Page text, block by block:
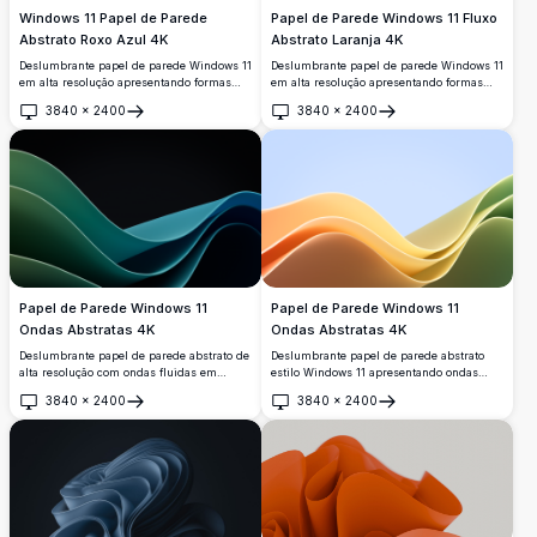
Windows 11 Papel de Parede
Abstrato Roxo Azul 4K
Deslumbrante papel de parede Windows 11
em alta resolução apresentando formas
roxo, azul e turquesa contra um fundo
escuro. Perfeito para personalização
moderna de desktop com curvas suaves e
apelo visual premium.
3840 × 2400
Abrir
Papel de Parede Windows 11 Fluxo
Abstrato Laranja 4K
Deslumbrante papel de parede Windows 11
em alta resolução apresentando formas
amarelo contra um fundo preto profundo.
Design minimalista moderno com curvas
3840 × 2400
Abrir
Papel de Parede Windows 11
Ondas Abstratas 4K
Deslumbrante papel de parede abstrato de
alta resolução com ondas fluidas em
contra um fundo escuro. Perfeito para
configurações de desktop modernas com
curvas suaves e dinâmicas que criam
profundidade visual e apelo
contemporâneo.
3840 × 2400
Abrir
Papel de Parede Windows 11
Ondas Abstratas 4K
Deslumbrante papel de parede abstrato
estilo Windows 11 apresentando ondas
laranja, amarelo e verde sobre um suave
fundo azul. Perfeito papel de parede de
alta resolução com elementos de design
moderno e suave que capturam a essência
da estética digital contemporânea.
3840 × 2400
Abrir